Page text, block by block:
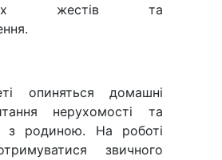
жестів та
опиняться домашні
нерухомості та
з родиною. На роботі
звичного